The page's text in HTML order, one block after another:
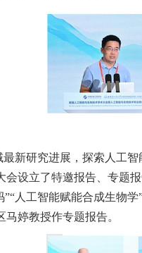
新研究进展，探索人工
会设立了特邀报告、专题
”“人工智能赋能合成生物
婷教授作专题报告。